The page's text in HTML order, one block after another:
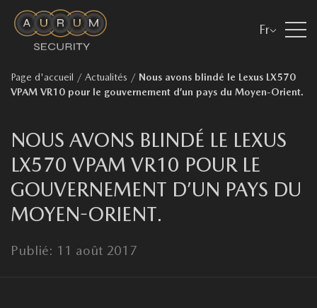
Fr
Page d'accueil / Actualités / Nous avons blindé le Lexus LX570
VPAM VR10 pour le gouvernement d’un pays du Moyen-Orient.
NOUS AVONS BLINDÉ LE LEXUS
LX570 VPAM VR10 POUR LE
GOUVERNEMENT D’UN PAYS DU
MOYEN-ORIENT.
Publié: 11 août 2017